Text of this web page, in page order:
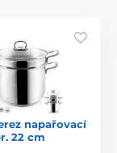
napařovací
22 cm